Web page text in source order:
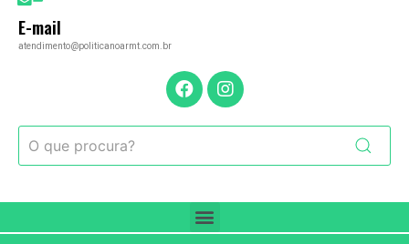
E-mail
atendimento@politicanoarmt.com.br